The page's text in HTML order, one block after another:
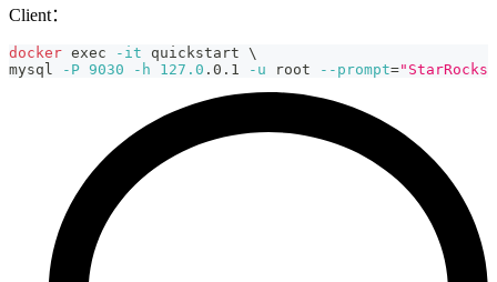
Client：
docker exec -it quickstart \
mysql
-P 9030 -h 127.0 .0.1 -u root --prompt=